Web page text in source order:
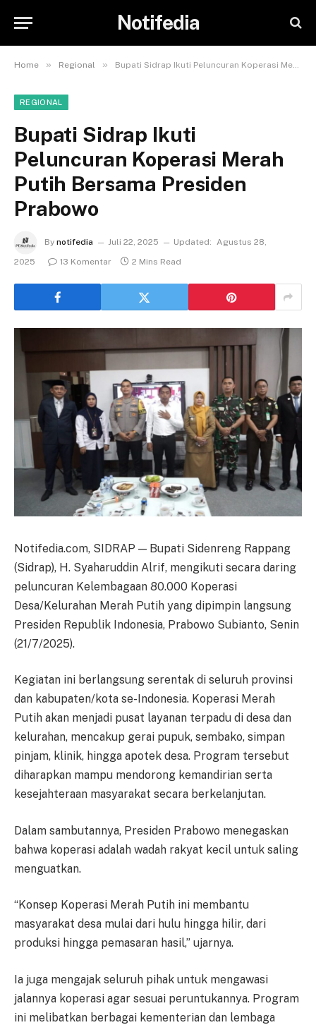
Notifedia
Home » Regional » Bupati Sidrap Ikuti Peluncuran Koperasi Merah Putih Bersama Presiden Prabowo
REGIONAL
Bupati Sidrap Ikuti
Peluncuran Koperasi Merah
Putih Bersama Presiden
Prabowo
By notifedia Juli 22, 2025 Updated: Agustus 28,
2025
13 Komentar 2 Mins Read
Notifedia.com, SIDRAP — Bupati Sidenreng Rappang
(Sidrap), H. Syaharuddin Alrif, mengikuti secara daring
peluncuran Kelembagaan 80.000 Koperasi
Desa/Kelurahan Merah Putih yang dipimpin langsung
Presiden Republik Indonesia, Prabowo Subianto, Senin
(21/7/2025).
Kegiatan ini berlangsung serentak di seluruh provinsi
dan kabupaten/kota se-Indonesia. Koperasi Merah
Putih akan menjadi pusat layanan terpadu di desa dan
kelurahan, mencakup gerai pupuk, sembako, simpan
pinjam, klinik, hingga apotek desa. Program tersebut
diharapkan mampu mendorong kemandirian serta
kesejahteraan masyarakat secara berkelanjutan.
Dalam sambutannya, Presiden Prabowo menegaskan
bahwa koperasi adalah wadah rakyat kecil untuk saling
menguatkan.
“Konsep Koperasi Merah Putih ini membantu
masyarakat desa mulai dari hulu hingga hilir, dari
produksi hingga pemasaran hasil,” ujarnya.
Ia juga mengajak seluruh pihak untuk mengawasi
jalannya koperasi agar sesuai peruntukannya. Program
ini melibatkan berbagai kementerian dan lembaga